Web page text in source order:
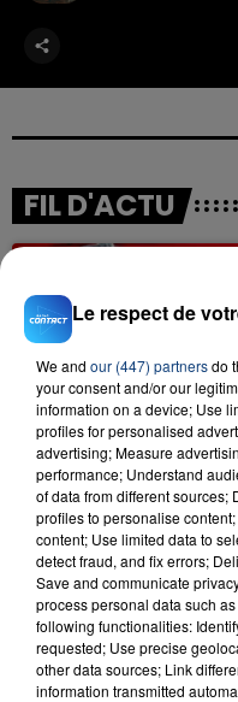
FIL D'ACTU
23 juillet 2026
INCENDIE MORTEL
SON BÉBÉ ENTRE
Un homme s'est
aspergé sa
d'un liquide
Le respect de
We and our (447) partnersdo
your consent and/or our
information on a device; Use
profiles for personalised
advertising; Measure
performance; Understand
of data from different sources;
profiles to personalise
content; Use limited data to
detect fraud, and fix errors;
Save and communicate
process personal data such
following functionalities:
requested; Use precise
other data sources; Link
information transmitted